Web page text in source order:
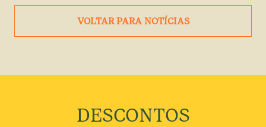
VOLTAR PARA NOTÍCIAS
DESCONTOS